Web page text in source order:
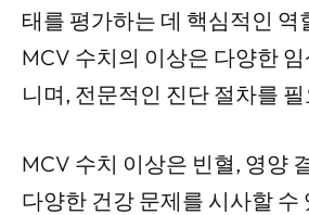
태를 평가하는 데 핵심적인 역
MCV 수치의 이상은 다양한
니며, 전문적인 진단 절차를
MCV 수치 이상은 빈혈, 영양
다양한 건강 문제를 시사할 수